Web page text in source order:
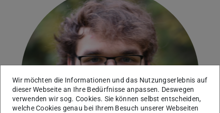
Wir möchten die Informationen und das Nutzungserlebnis auf
dieser Webseite an Ihre Bedürfnisse anpassen. Deswegen
verwenden wir sog. Cookies. Sie können selbst entscheiden,
welche Cookies genau bei Ihrem Besuch unserer Webseiten